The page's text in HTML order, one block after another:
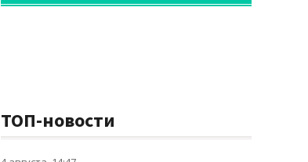
ТОП-новости